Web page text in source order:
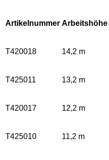
Artikelnummer Arbeitshöhe
T420018 14,2 m
T425011 13,2 m
T420017 12,2 m
T425010 11,2 m